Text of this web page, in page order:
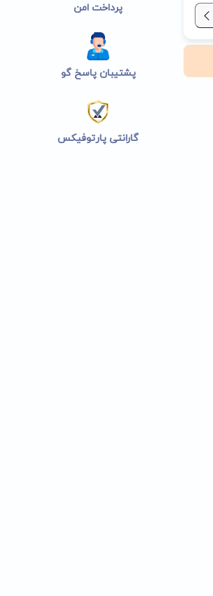
پرداخت امن
پشتیبان پاسخ گو
گارانتی پارتوفیکس